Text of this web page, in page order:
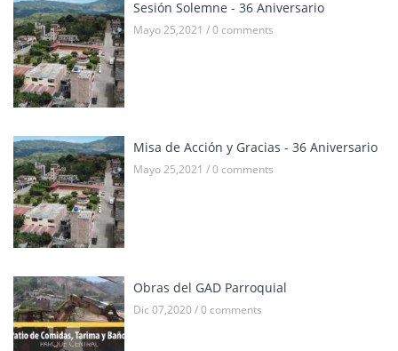
Sesión Solemne - 36 Aniversario
Mayo 25,2021 / 0 comments
Misa de Acción y Gracias - 36 Aniversario
Mayo 25,2021 / 0 comments
Obras del GAD Parroquial
Dic 07,2020 / 0 comments